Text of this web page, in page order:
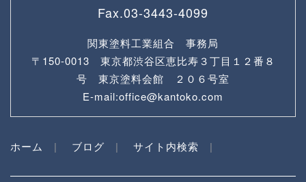
Fax.03-3443-4099
関東塗料工業組合 事務局
〒150-0013 東京都渋谷区恵比寿３丁目１２番８
号 東京塗料会館 ２０６号室
E-mail:office@kantoko.com
ホーム ブログ サイト内検索